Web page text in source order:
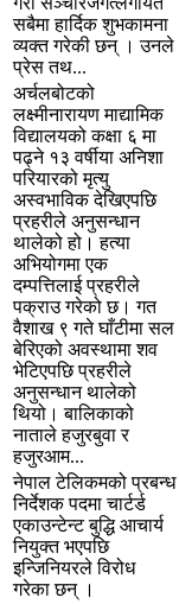
सबैमा हार्दिक शुभकामना
व्यक्त गरेकी छन् । उनले
प्रेस तथ...
अर्चलबोटको
लक्ष्मीनारायण माद्यामिक
विद्यालयको कक्षा ६ मा
पढ्ने १३ वर्षीया अनिशा
परियारको मृत्यु
अस्वभाविक देखिएपछि
प्रहरीले अनुसन्धान
थालेको हो। हत्या
अभियोगमा एक
दम्पत्तिलाई प्रहरीले
पक्राउ गरेको छ। गत
वैशाख ९ गते घाँटीमा सल
बेरिएको अवस्थामा शव
भेटिएपछि प्रहरीले
अनुसन्धान थालेको
थियो। बालिकाको
नाताले हजुरबुवा र
हजुरआम...
नेपाल टेलिकमको प्रबन्ध
निर्देशक पदमा चार्टर्ड
एकाउन्टेन्ट बुद्धि आचार्य
नियुक्त भएपछि
इन्जिनियरले विरोध
गरेका छन् ।